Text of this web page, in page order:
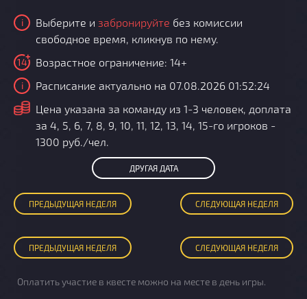
i Выберите и забронируйте без комиссии
свободное время, кликнув по нему.
14 Возрастное ограничение: 14+
i Расписание актуально на 07.08.2026 01:52:24
i
Цена указана за команду из 1-3 человек, доплата
за 4, 5, 6, 7, 8, 9, 10, 11, 12, 13, 14, 15-го игроков -
1300 руб./чел.
ДРУГАЯ ДАТА
ПРЕДЫДУЩАЯ НЕДЕЛЯ СЛЕДУЮЩАЯ НЕДЕЛЯ
ПРЕДЫДУЩАЯ НЕДЕЛЯ СЛЕДУЮЩАЯ НЕДЕЛЯ
Оплатить участие в квесте можно на месте в день игры.